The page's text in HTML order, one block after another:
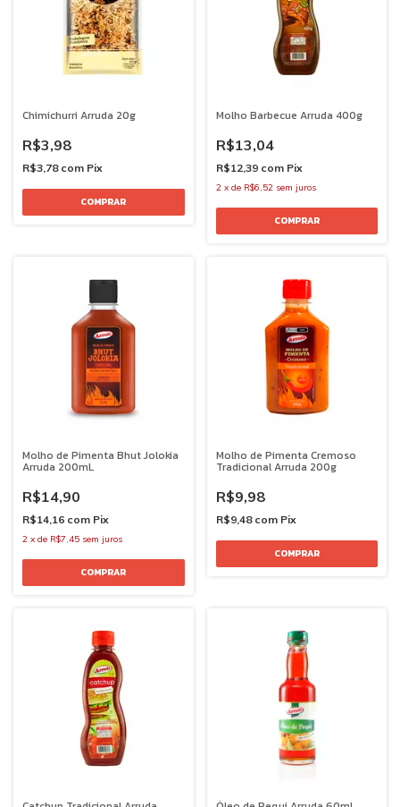
Chimichurri Arruda 20g
R$3,98
R$3,78 com Pix
Molho Barbecue Arruda 400g
R$13,04
R$12,39 com Pix
2 x de R$6,52 sem juros
Molho de Pimenta Bhut Jolokia
Arruda 200mL
R$14,90
R$14,16 com Pix
2 x de R$7,45 sem juros
Molho de Pimenta Cremoso
Tradicional Arruda 200g
R$9,98
R$9,48 com Pix